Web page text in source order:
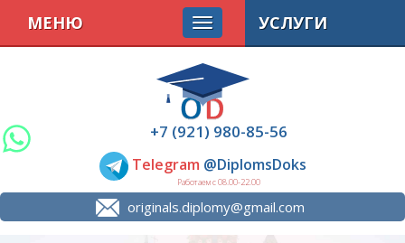
+7 (921) 980-85-56
Telegram @DiplomsDoks
Работаем с 08.00-22.00
originals.diplomy@gmail.com
МЕНЮ УСЛУГИ